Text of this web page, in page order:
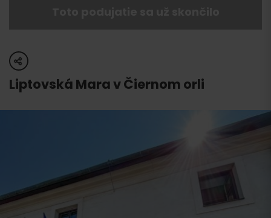
share
Liptovská Mara v Čiernom orli